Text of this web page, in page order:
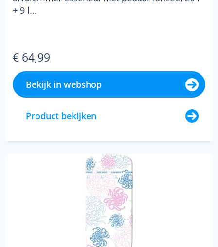
+ 9 l...
€ 64,99
Bekijk in webshop
Product bekijken